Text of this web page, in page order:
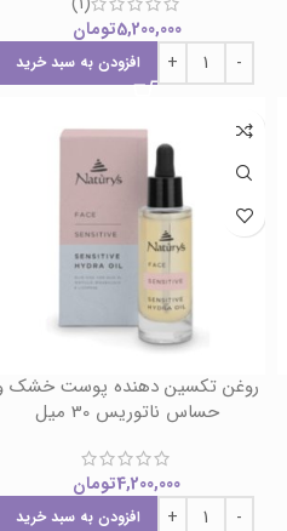
5,200,000تومان
افزودن به سبد خرید
روغن تکسین دهنده پوست خشک
حساس ناتوریس 30 میل
4,200,000تومان
افزودن به سبد خرید